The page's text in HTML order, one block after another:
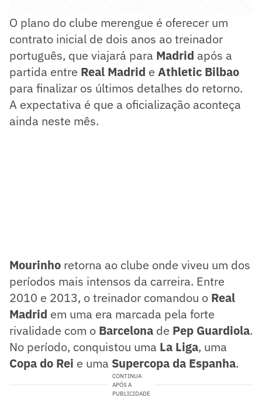
O plano do clube merengue é oferecer um
contrato inicial de dois anos ao treinador
português, que viajará para Madrid após a
partida entre Real Madrid e Athletic Bilbao
para finalizar os últimos detalhes do retorno.
A expectativa é que a oficialização aconteça
ainda neste mês.
Mourinho retorna ao clube onde viveu um dos
períodos mais intensos da carreira. Entre
2010 e 2013, o treinador comandou o Real
Madrid em uma era marcada pela forte
rivalidade com o Barcelona de Pep Guardiola.
No período, conquistou uma La Liga, uma
Copa do Rei e uma Supercopa da Espanha.
CONTINUA
APÓS A
PUBLICIDADE